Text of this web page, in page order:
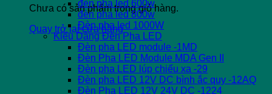
Chưa có sản phẩm trong giỏ hàng.
Quay trở lại cửa hàng
đèn pha led 600w
đèn pha led 800w
Đèn pha led 1000W
Kiểu Dáng Đèn Pha LED
Đèn pha LED module -1MD
Đèn Pha LED Module MDA Gen II
Đèn pha LED lúp chiếu xa -29
Đèn pha LED 12V DC bình ắc quy -12AQ
Đèn Pha LED 12V 24V DC -1224